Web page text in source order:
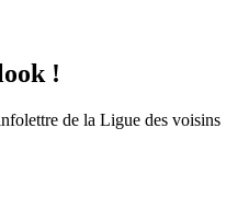
!
de la Ligue des voisins